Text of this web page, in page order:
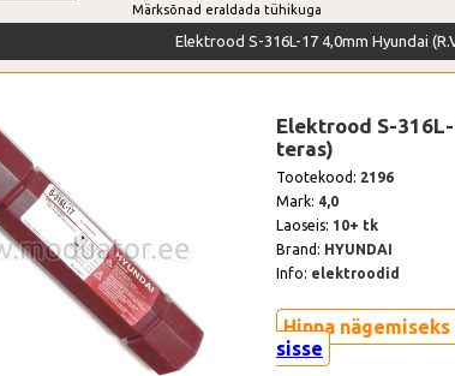
Märksõnad eraldada tühikuga
Elektrood S-316L-17 4,0mm Hyundai
Elektrood S-
teras)
Tootekood: 2196
Mark: 4,0
Laoseis: 10+ tk
Brand: HYUNDAI
Info: elektroodid
Hinna nägemiseks
sisse